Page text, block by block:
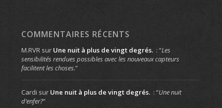
COMMENTAIRES RÉCENTS
M.RVRsur Une nuit à plus de vingt degrés. : “Les
sensibilités rendues possibles avec les nouveaux capteurs
facilitent les choses.”
Cardi sur Une nuit à plus de vingt degrés. : “Une nuit
d’enfer?”